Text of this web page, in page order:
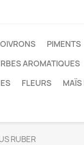
PIMENTS
AROMATIQUES
FLEURS MAÏS
RUBER